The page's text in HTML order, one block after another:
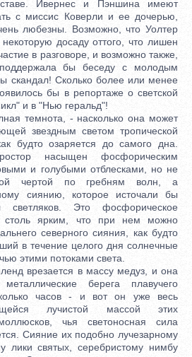
Ивернес и Пэншина имеют
с миссис Коверли и ее дочерью,
любезны. Возможно, что Уолтер
досаду оттого, что лишен
в разговоре, и возможно также,
бы беседу с молодым
скандал! Сколько более или менее
бы в репортаже о светской
и в "Нью геральд"!
темнота, - насколько она может
звездным светом тропической
будто озаряется до самого дна.
насыщен фосфорическим
и голубыми отблесками, но не
чертой по гребням волн, а
сиянию, которое источали бы
светляков. Это фосфорическое
столь ярким, что при нем можно
северного сияния, как будто
в течение целого дня солнечные
этими потоками света.
врезается в массу медуз, и она
берега плавучего
часов - и вот он уже весь
лучистой массой этих
чья светоносная сила
Сияние их подобно лучезарному
лики святых, серебристому нимбу